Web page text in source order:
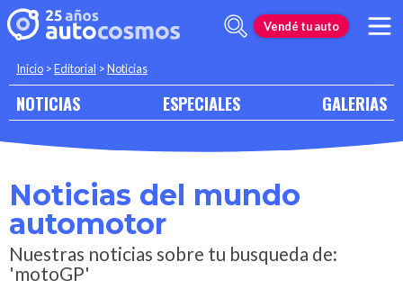
Vendé tu auto
Inicio >Editorial >Noticias
NOTICIAS ESPECIALES GALERIAS
Noticias del mundo
automotor
Nuestras noticias sobre tu busqueda de:
'motoGP'